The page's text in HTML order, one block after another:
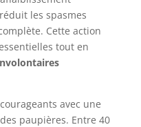
les spasmes
Cette action
tout en
avec une
paupières. Entre 40